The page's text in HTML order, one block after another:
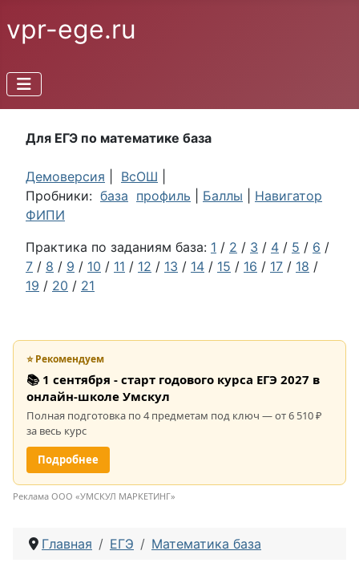
vpr-ege.ru
Для ЕГЭ по математике база
Демоверсия ВсОШ
Пробники: база профиль Баллы
Навигатор
ФИПИ
Практика по заданиям база: 1 / 2 / 3 / 4 / 5 / 6 /
7 / 8 / 9 / 10 / 11 / 12 / 13 / 14 / 15 / 16 / 17 / 18 /
19 / 20 / 21
⭐ Рекомендуем
📚 1 сентября - старт годового курса ЕГЭ 2027 в
онлайн-школе Умскул
Полная подготовка по 4 предметам под ключ — от 6 510 ₽
за весь курс
Подробнее
Реклама ООО «УМСКУЛ МАРКЕТИНГ»
Главная ЕГЭ Математика база